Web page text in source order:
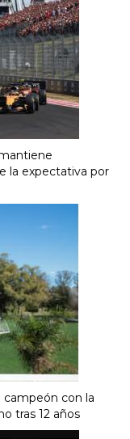
la expectativa por
campeón con la
tras 12 años